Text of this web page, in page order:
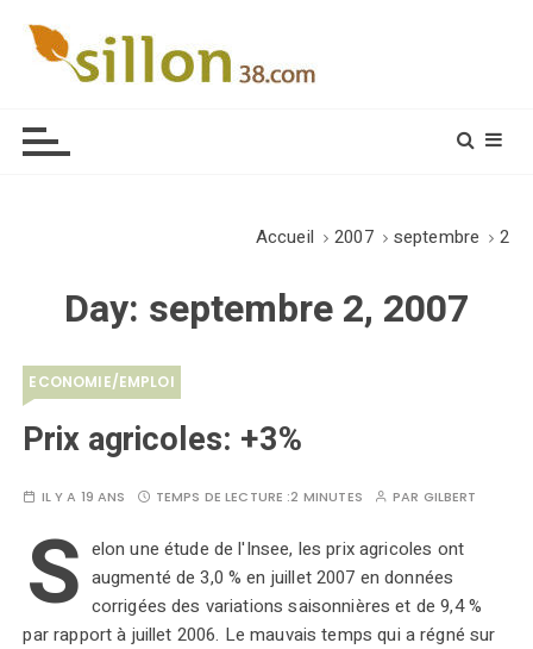
Accueil 2007 septembre 2
Day: septembre 2, 2007
ECONOMIE/EMPLOI
Prix agricoles: +3%
IL Y A 19 ANS TEMPS DE LECTURE :2 MINUTES PAR GILBERT
S elon une étude de l'Insee, les prix agricoles ont
augmenté de 3,0 % en juillet 2007 en données
corrigées des variations saisonnières et de 9,4 %
par rapport à juillet 2006. Le mauvais temps qui a régné sur